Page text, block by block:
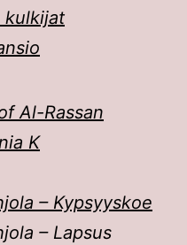
kulkijat
Al-Rassan
K
– Kypsyyskoe
– Lapsus